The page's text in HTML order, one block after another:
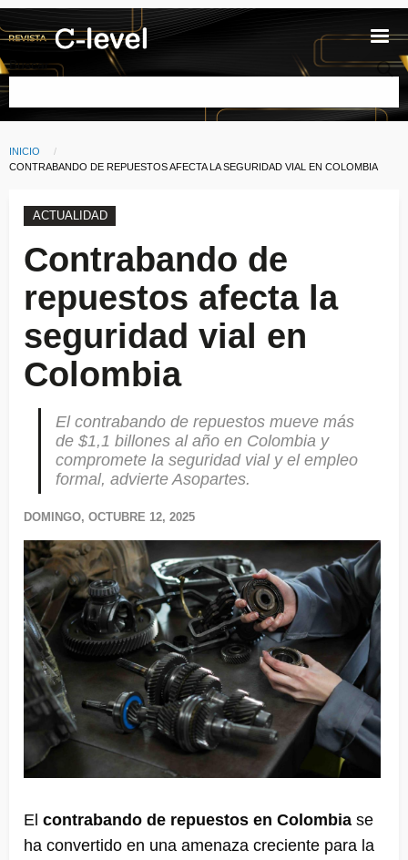
Pasar al contenido principal
Buscar
Ruta de navegación
INICIO
CURRENT:
CONTRABANDO DE REPUESTOS AFECTA LA SEGURIDAD VIAL EN COLOMBIA
ACTUALIDAD
Contrabando de
repuestos afecta la
seguridad vial en
Colombia
El contrabando de repuestos mueve más
de $1,1 billones al año en Colombia y
compromete la seguridad vial y el empleo
formal, advierte Asopartes.
DOMINGO, OCTUBRE 12, 2025
El contrabando de repuestos en Colombia se
ha convertido en una amenaza creciente para la